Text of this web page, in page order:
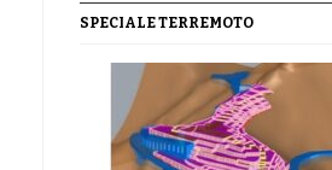
SPECIALE TERREMOTO